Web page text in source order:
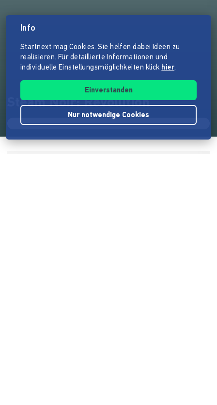
Steam Noir: Revolution
Info
Startnext mag Cookies. Sie helfen dabei Ideen zu
realisieren. Für detaillierte Informationen und
individuelle Einstellungsmöglichkeiten klick hier.
Einverstanden
Nur notwendige Cookies